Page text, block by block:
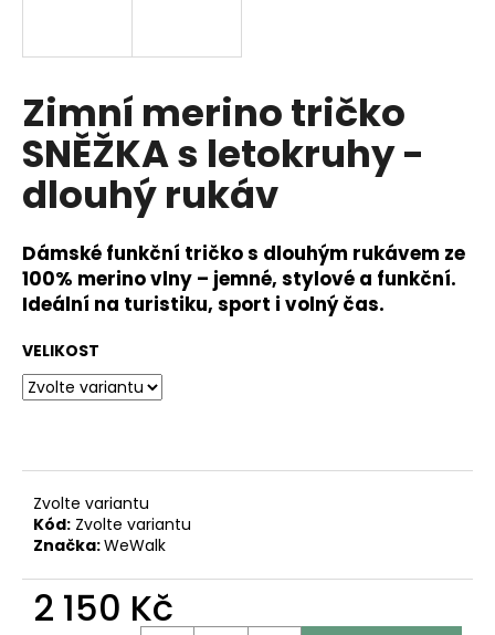
Zimní merino tričko
SNĚŽKA s letokruhy -
dlouhý rukáv
Dámské funkční tričko s dlouhým rukávem ze
100% merino vlny – jemné, stylové a funkční.
Ideální na turistiku, sport i volný čas.
VELIKOST
Zvolte variantu
Kód: Zvolte variantu
Značka:WeWalk
2 150 Kč
j
t
?
HLEDAT
D
o
p
u
č
u
e
m